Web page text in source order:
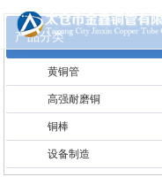
产品分类
黄铜管
高强耐磨铜
铜棒
设备制造